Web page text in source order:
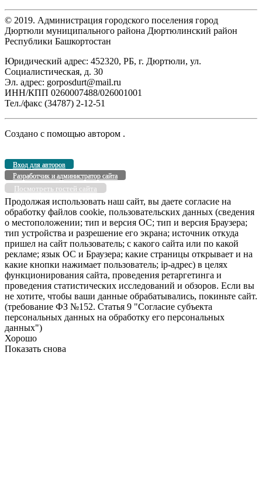
© 2019. Администрация городского поселения город
Дюртюли муниципального района Дюртюлинский район
Республики Башкортостан
Юридический адрес: 452320, РБ, г. Дюртюли, ул.
Социалистическая, д. 30
Эл. адрес: gorposdurt@mail.ru
ИНН/КПП 0260007488/026001001
Тел./факс (34787) 2-12-51
Создано с помощью автором .
Вход для авторов
Разработчик и администратор сайта
Посмотреть гостей сайта
Продолжая использовать наш сайт, вы даете согласие на
обработку файлов cookie, пользовательских данных (сведения
о местоположении; тип и версия ОС; тип и версия Браузера;
тип устройства и разрешение его экрана; источник откуда
пришел на сайт пользователь; с какого сайта или по какой
рекламе; язык ОС и Браузера; какие страницы открывает и на
какие кнопки нажимает пользователь; ip-адрес) в целях
функционирования сайта, проведения ретаргетинга и
проведения статистических исследований и обзоров. Если вы
не хотите, чтобы ваши данные обрабатывались, покиньте сайт.
(требование ФЗ №152. Статья 9 "Согласие субъекта
персональных данных на обработку его персональных
данных")
Хорошо
Показать снова